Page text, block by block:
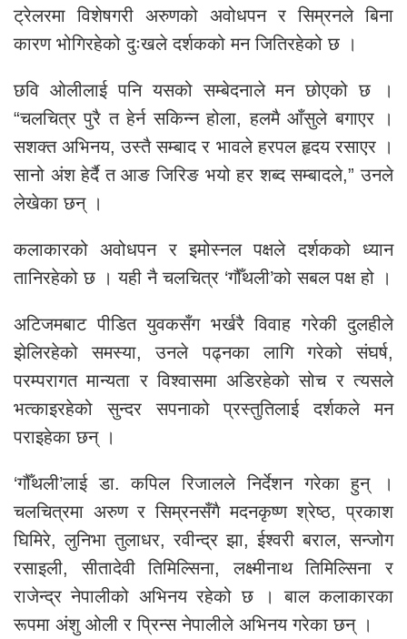
ट्रेलरमा विशेषगरी अरुणको अवोधपन र सिम्रनले बिना
कारण भोगिरहेको दुःखले दर्शकको मन जितिरहेको छ ।
छवि ओलीलाई पनि यसको सम्बेदनाले मन छोएको छ ।
“चलचित्र पुरै त हेर्न सकिन्न होला, हलमै आँसुले बगाएर ।
सशक्त अभिनय, उस्तै सम्बाद र भावले हरपल हृदय रसाएर ।
सानो अंश हेर्दै त आङ जिरिङ भयो हर शब्द सम्बादले,” उनले
लेखेका छन् ।
कलाकारको अवोधपन र इमोस्नल पक्षले दर्शकको ध्यान
तानिरहेको छ । यही नै चलचित्र ‘गौँथली’को सबल पक्ष हो ।
अटिजमबाट पीडित युवकसँग भर्खरै विवाह गरेकी दुलहीले
झेलिरहेको समस्या, उनले पढ्नका लागि गरेको संघर्ष,
परम्परागत मान्यता र विश्वासमा अडिरहेको सोच र त्यसले
भत्काइरहेको सुन्दर सपनाको प्रस्तुतिलाई दर्शकले मन
पराइहेका छन् ।
‘गौँथली’लाई डा. कपिल रिजालले निर्देशन गरेका हुन् ।
चलचित्रमा अरुण र सिम्रनसँगै मदनकृष्ण श्रेष्ठ, प्रकाश
घिमिरे, लुनिभा तुलाधर, रवीन्द्र झा, ईश्वरी बराल, सन्जोग
रसाइली, सीतादेवी तिमिल्सिना, लक्ष्मीनाथ तिमिल्सिना र
राजेन्द्र नेपालीको अभिनय रहेको छ । बाल कलाकारका
रूपमा अंशु ओली र प्रिन्स नेपालीले अभिनय गरेका छन् ।